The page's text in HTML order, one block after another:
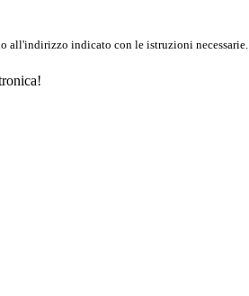
all'indirizzo indicato con le istruzioni necessarie.